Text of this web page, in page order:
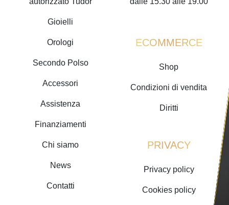
Gioielli
Orologi
Secondo Polso
Accessori
Assistenza
Finanziamenti
Chi siamo
News
Contatti
ECOMMERCE
Shop
Condizioni di vendita
Diritti
PRIVACY
Privacy policy
Cookies policy